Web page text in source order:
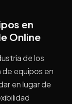
en
Online
de los
de equipos en
en lugar de